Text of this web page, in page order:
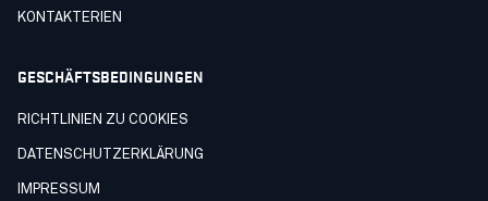
KONTAKTERIEN
GESCHÄFTSBEDINGUNGEN
RICHTLINIEN ZU COOKIES
DATENSCHUTZERKLÄRUNG
IMPRESSUM